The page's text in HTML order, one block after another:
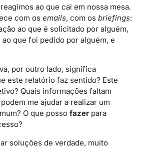
ao que cai em nossa mesa.
com osemails, com osbriefings:
ao que é solicitado por alguém,
que foi pedido por alguém, e
por outro lado, significa
este relatório faz sentido? Este
Quais informações faltam
me ajudar a realizar um
O que possofazer para
soluções de verdade, muito